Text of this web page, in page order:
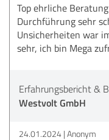
Top ehrliche
Durchführung sehr
Unsicherheiten war
sehr, ich bin Mega
Erfahrungsbericht &
Westvolt GmbH
24.01.2024 Anonym